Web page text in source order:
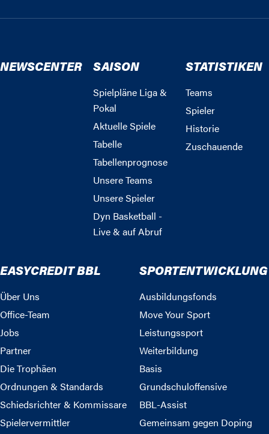
NEWSCENTER SAISON
Spielpläne Liga &
Pokal
Aktuelle Spiele
Tabelle
Tabellenprognose
Unsere Teams
Unsere Spieler
Dyn Basketball -
Live & auf Abruf
STATISTIKEN
Teams
Spieler
Historie
Zuschauende
EASYCREDIT BBL
Über Uns
Office-Team
Jobs
Partner
Die Trophäen
Ordnungen & Standards
Schiedsrichter & Kommissare
Spielervermittler
SPORTENTWICKLUNG
Ausbildungsfonds
Move Your Sport
Leistungssport
Weiterbildung
Basis
Grundschuloffensive
BBL-Assist
Gemeinsam gegen Doping